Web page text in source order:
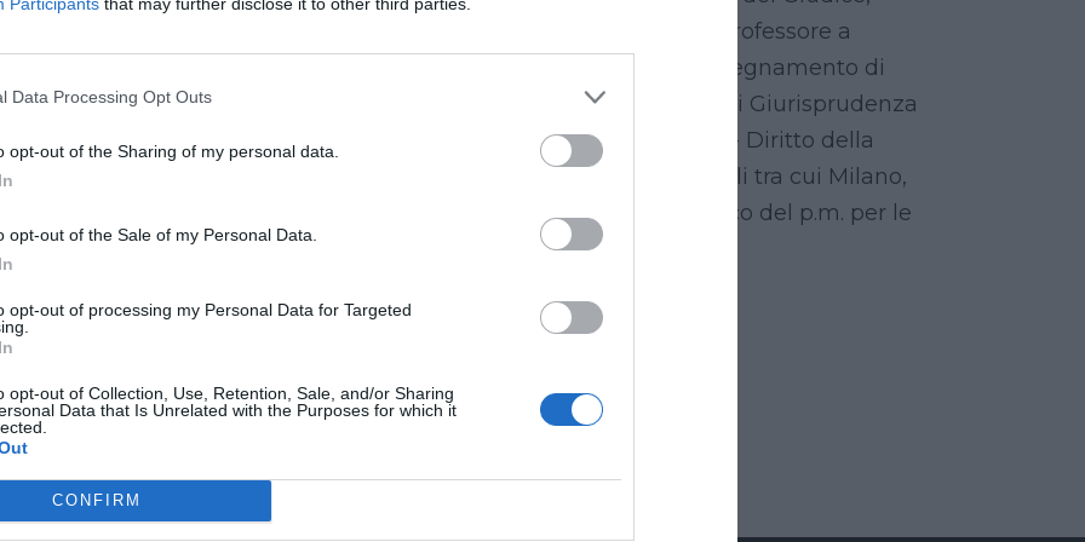
Data Processing Opt Outs
opt-out of the Sharing of my personal data.
opt-out of the Sale of my Personal Data.
opt-out of processing my Personal Data for Targeted
opt-out of Collection, Use, Retention, Sale, and/or Sharing
Data that Is Unrelated with the Purposes for which it
CONFIRM
Tecnico del Pubblico Ministero e Consulente Tecnico di Parte. E' Professore a
Telematica Internazionale Uninettuno i Roma, per l'insegnamento di
di base e metodologia di acquisizione delle prove" nella Facoltà di Giurisprudenza
Laurea in Diritto dell'impresa, del lavoro e delle nuove tecnologie - Diritto della
con il prof. Paolo Reale. E’ perito tecnico per numerosi Tribunali tra cui Milano,
Busto Arsizio, Mantova, Verona, Venezia e consulente tecnico del p.m. per le
Repubblica in tutta Italia.